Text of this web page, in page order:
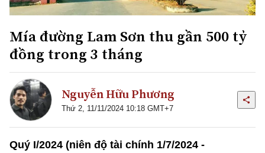
Mía đường Lam Sơn thu gần 500 tỷ
đồng trong 3 tháng
Nguyễn Hữu Phương
Thứ 2, 11/11/2024 10:18 GMT+7
Quý I/2024 (niên độ tài chính 1/7/2024 -